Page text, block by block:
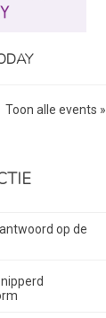
Toon alle events »
op de